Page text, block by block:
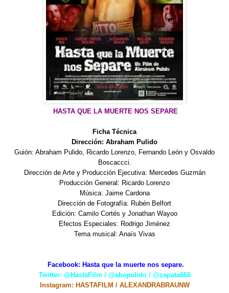
HASTA QUE LA MUERTE NOS SEPARE
Ficha Técnica
Dirección: Abraham Pulido
Guión: Abraham Pulido, Ricardo Lorenzo, Fernando León y Osvaldo
Boscaccci.
Dirección de Arte y Producción Ejecutiva: Mercedes Guzmán
Producción General: Ricardo Lorenzo
Música: Jaime Cardona
Dirección de Fotografía: Rubén Belfort
Edición: Camilo Cortés y Jonathan Wayoo
Efectos Especiales: Rodrigo Jiménez
Tema musical: Anaís Vivas
Facebook: Hasta que la muerte nos separe.
Twitter: @HastaFilm / @abepulido / @zapata666
Instagram: HASTAFILM / ALEXANDRABRAUNW